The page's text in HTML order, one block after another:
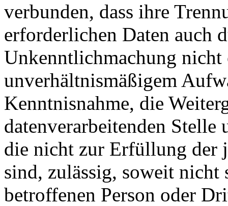
verbunden, dass ihre
erforderlichen Daten auch
Unkenntlichmachung
unverhältnismäßigem
Kenntnisnahme, die
datenverarbeitenden
die nicht zur Erfüllung der
sind, zulässig, soweit nicht
betroffenen Person oder